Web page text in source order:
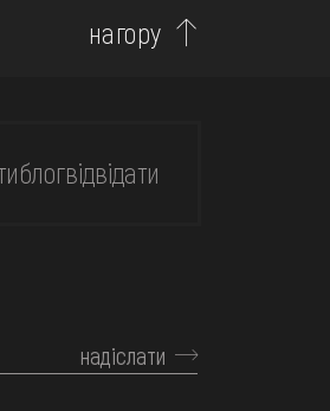
нагору
блогвідвідати
надіслати